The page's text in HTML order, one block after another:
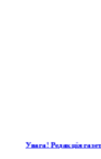
Увага! Редакція